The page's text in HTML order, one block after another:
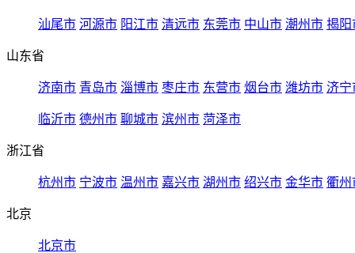
汕尾市 河源市 阳江市 清远市 东莞市 中山市 潮州市 揭阳
山东省
济南市 青岛市 淄博市 枣庄市 东营市 烟台市 潍坊市 济宁
临沂市 德州市 聊城市 滨州市 菏泽市
浙江省
杭州市 宁波市 温州市 嘉兴市 湖州市 绍兴市 金华市 衢州
北京
北京市